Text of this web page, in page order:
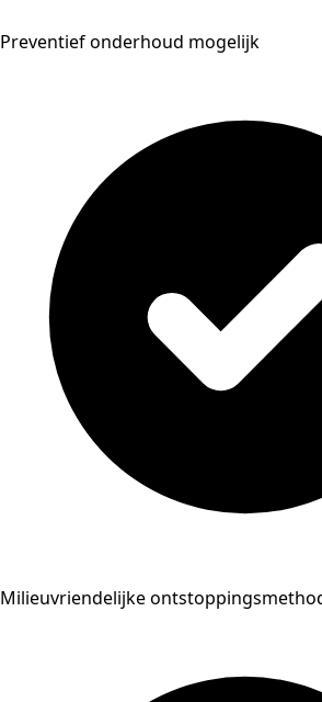
Preventief onderhoud mogelijk
Milieuvriendelijke